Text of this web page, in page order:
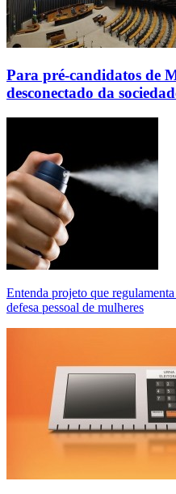
Para pré-candidatos de
desconectado da
Entenda projeto que
defesa pessoal de mulheres